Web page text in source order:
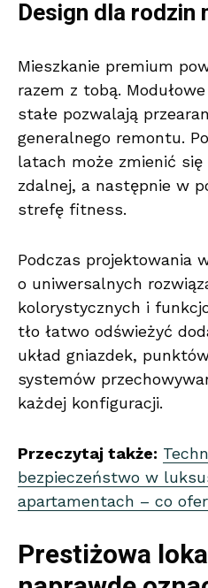
Design dla rodzin
Mieszkanie premium
razem z tobą.
stałe pozwalają
generalnego remontu.
latach może zmienić
zdalnej, a następnie w
strefę fitness.
Podczas projektowania
o uniwersalnych
kolorystycznych i
tło łatwo odświeżyć
układ gniazdek,
systemów
każdej konfiguracji.
Przeczytaj także:
bezpieczeństwo w
apartamentach – co
Prestiżowa